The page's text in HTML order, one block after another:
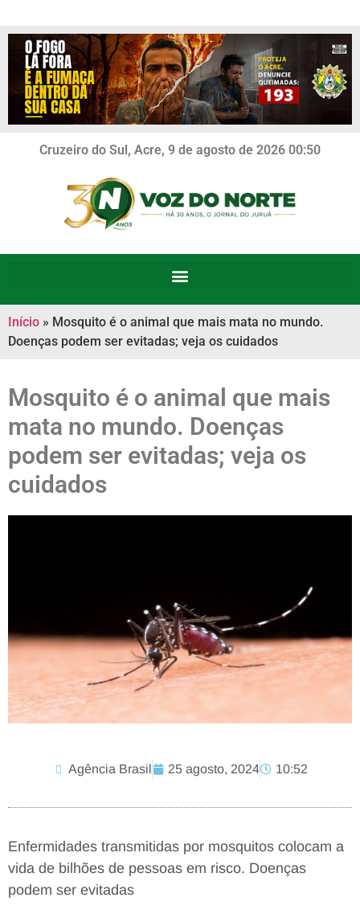
Cruzeiro do Sul, Acre, 9 de agosto de 2026 00:50
Início » Mosquito é o animal que mais mata no mundo.
Doenças podem ser evitadas; veja os cuidados
Mosquito é o animal que mais
mata no mundo. Doenças
podem ser evitadas; veja os
cuidados
Agência Brasil 25 agosto, 2024 10:52
Enfermidades transmitidas por mosquitos colocam a
vida de bilhões de pessoas em risco. Doenças
podem ser evitadas